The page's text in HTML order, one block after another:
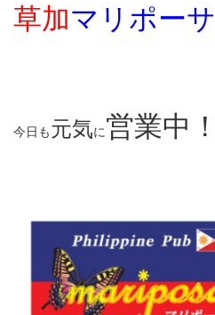
草加マリポーサ
今日も元気に営業中！